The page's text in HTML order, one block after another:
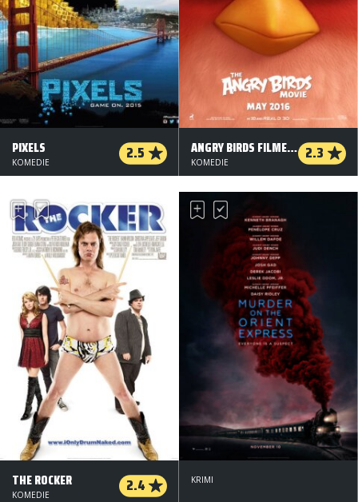
PIXELS 2.5
KOMEDIE
ANGRY BIRDS FILMEN - 2 D - ORG.VERS. 2.3
KOMEDIE
THE ROCKER 2.4
KOMEDIE
KRIMI